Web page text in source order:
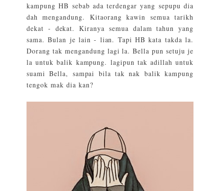
kampung HB sebab ada terdengar yang sepupu dia
dah mengandung. Kitaorang kawin semua tarikh
dekat - dekat. Kiranya semua dalam tahun yang
sama. Bulan je lain - lian. Tapi HB kata takda la.
Dorang tak mengandung lagi la. Bella pun setuju je
la untuk balik kampung. lagipun tak adillah untuk
suami Bella, sampai bila tak nak balik kampung
tengok mak dia kan?